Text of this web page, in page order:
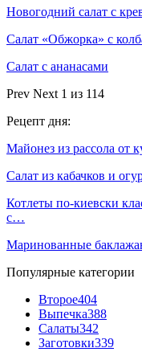
Новогодний салат с
Салат «Обжорка» с
Салат с ананасами
Prev Next 1 из 114
Рецепт дня:
Майонез из рассола от
Салат из кабачков и
Котлеты по-киевски
с…
Маринованные
Популярные категории
Второе404
Выпечка388
Салаты342
Заготовки339